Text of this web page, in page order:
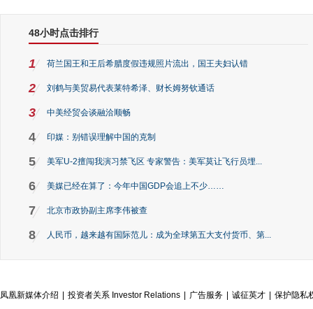
48小时点击排行
1 荷兰国王和王后希腊度假违规照片流出，国王夫妇认错
2 刘鹤与美贸易代表莱特希泽、财长姆努钦通话
3 中美经贸会谈融洽顺畅
4 印媒：别错误理解中国的克制
5 美军U-2擅闯我演习禁飞区 专家警告：美军莫让飞行员埋...
6 美媒已经在算了：今年中国GDP会追上不少……
7 北京市政协副主席李伟被查
8 人民币，越来越有国际范儿：成为全球第五大支付货币、第...
凤凰新媒体介绍 投资者关系 Investor Relations 广告服务 诚征英才
保护隐私